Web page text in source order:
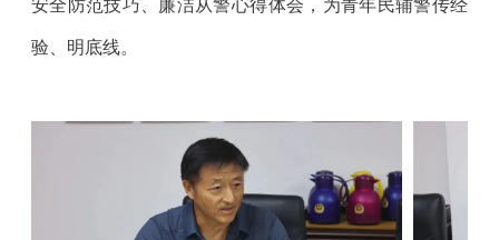
安全防范技巧、廉洁从警心得体会，为青年民辅警传经
验、明底线。